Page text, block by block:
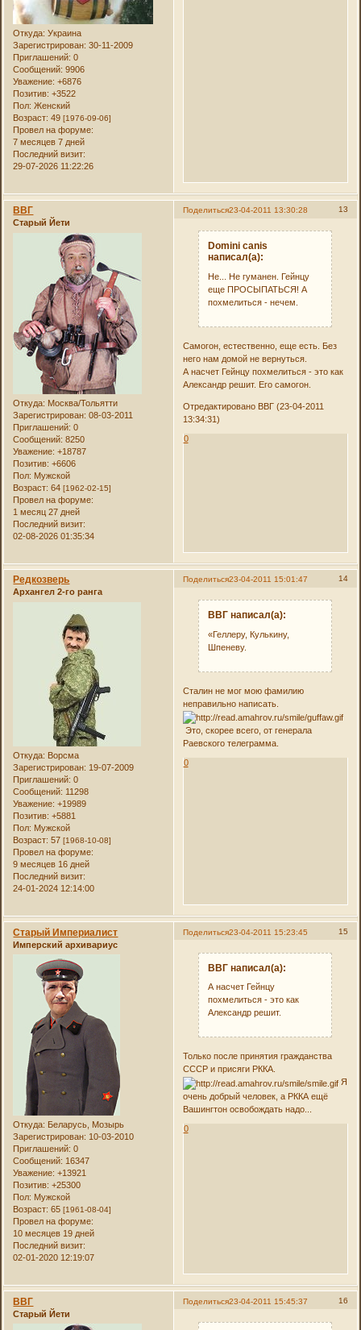
Откуда: Украина
Зарегистрирован: 30-11-2009
Приглашений: 0
Сообщений: 9906
Уважение: +6876
Позитив: +3522
Пол: Женский
Возраст: 49[1976-09-06]
Провел на форуме:
7 месяцев 7 дней
Последний визит:
29-07-2026 11:22:26
Поделиться 13
23-04-2011 13:30:28
ВВГ
Старый Йети
Откуда: Москва/Тольятти
Зарегистрирован: 08-03-2011
Приглашений: 0
Сообщений: 8250
Уважение: +18787
Позитив: +6606
Пол: Мужской
Возраст: 64[1962-02-15]
Провел на форуме:
1 месяц 27 дней
Последний визит:
02-08-2026 01:35:34
Domini canis
написал(а):
Не... Не гуманен. Гейнцу
еще ПРОСЫПАТЬСЯ! А
похмелиться - нечем.
Самогон, естественно, еще есть. Без
него нам домой не вернуться.
А насчет Гейнцу похмелиться - это как
Александр решит. Его самогон.
Отредактировано ВВГ (23-04-2011
13:34:31)
0
Поделиться 14
23-04-2011 15:01:47
Редкозверь
Архангел 2-го ранга
Откуда: Ворсма
Зарегистрирован: 19-07-2009
Приглашений: 0
Сообщений: 11298
Уважение: +19989
Позитив: +5881
Пол: Мужской
Возраст: 57[1968-10-08]
Провел на форуме:
9 месяцев 16 дней
Последний визит:
24-01-2024 12:14:00
ВВГ написал(а):
«Геллеру, Кулькину,
Шпеневу.
Сталин не мог мою фамилию
неправильно написать.
Это, скорее всего, от генерала
Раевского телеграмма.
0
Поделиться 15
23-04-2011 15:23:45
Старый Империалист
Имперский архивариус
Откуда: Беларусь, Мозырь
Зарегистрирован: 10-03-2010
Приглашений: 0
Сообщений: 16347
Уважение: +13921
Позитив: +25300
Пол: Мужской
Возраст: 65[1961-08-04]
Провел на форуме:
10 месяцев 19 дней
Последний визит:
02-01-2020 12:19:07
ВВГ написал(а):
А насчет Гейнцу
похмелиться - это как
Александр решит.
Только после принятия гражданства
СССР и присяги РККА.
Я
очень добрый человек, а РККА ещё
Вашингтон освобождать надо...
0
Поделиться 16
23-04-2011 15:45:37
ВВГ
Старый Йети